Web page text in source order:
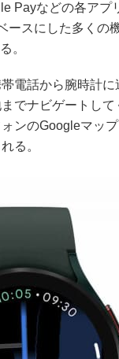
Payなどの各アプ
ースにした多くの
。
電話から腕時計
でナビゲートして
ンのGoogleマッ
る。